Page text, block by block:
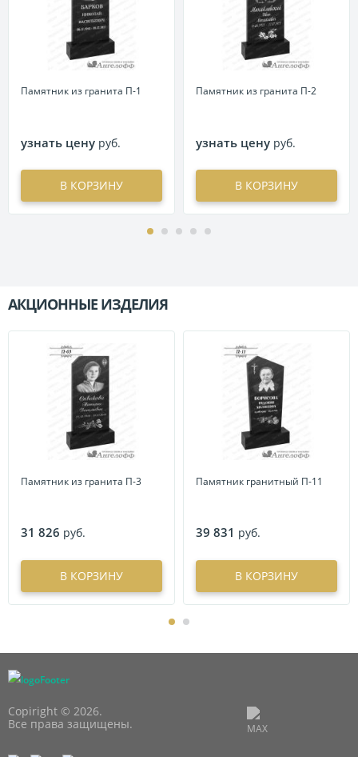
Памятник из гранита П-1
узнать цену руб.
В КОРЗИНУ
Памятник из гранита П-2
узнать цену руб.
В КОРЗИНУ
АКЦИОННЫЕ ИЗДЕЛИЯ
Памятник из гранита П-3
31 826 руб.
В КОРЗИНУ
Памятник гранитный П-11
39 831 руб.
В КОРЗИНУ
Copiright © 2026.
Все права защищены.